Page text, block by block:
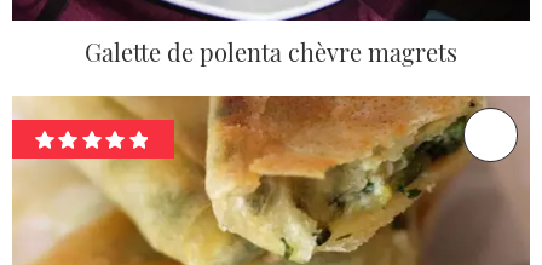
Galette de polenta chèvre magrets